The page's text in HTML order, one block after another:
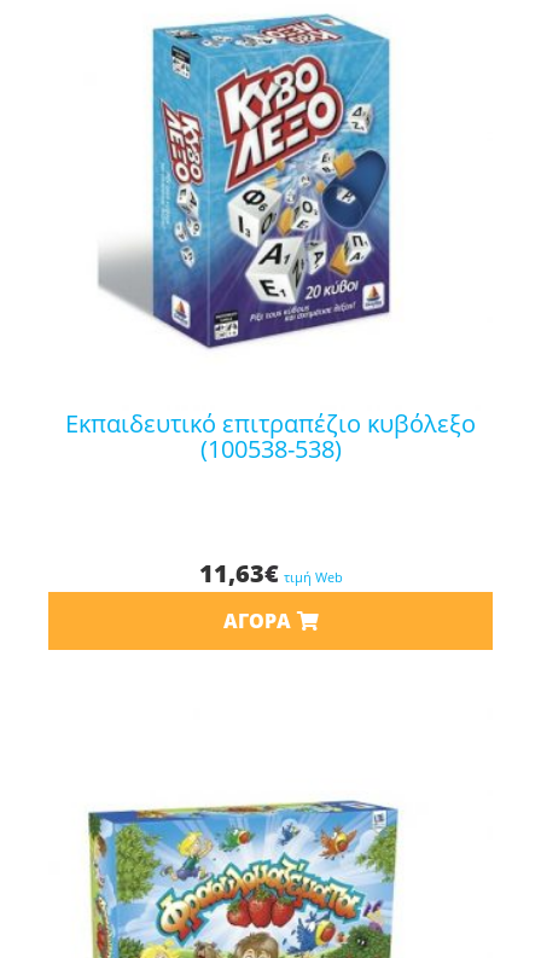
εκπαιδευτικό επιτραπέζιο κυβόλεξο
(100538-538)
11,63€ τιμή Web
ΑΓΟΡΆ